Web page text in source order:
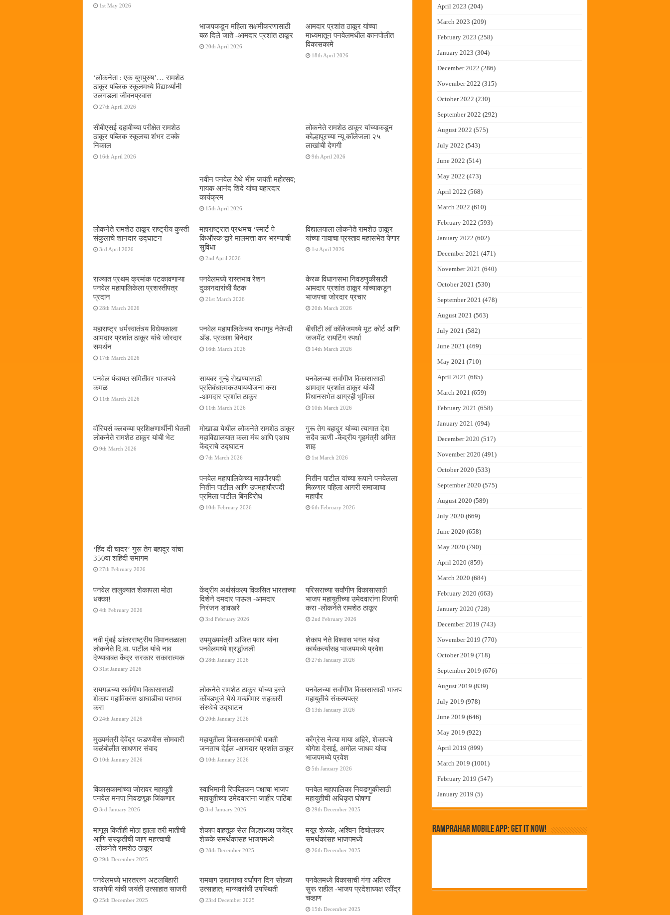
1st May 2026
‌‘लोकनेता : एक युगपुरुष‌’… रामशेठ
ठाकूर पब्लिक स्कूलमध्ये विद्यार्थ्यांनी
उलगडला जीवनप्रवास
27th April 2026
भाजपकडून महिला सक्षमीकरणासाठी
बळ दिले जाते -आमदार प्रशांत ठाकूर
20th April 2026
आमदार प्रशांत ठाकूर यांच्या
माध्यमातून पनवेलमधील कानपोलीत
विकासकामे
18th April 2026
सीबीएसई दहावीच्या परीक्षेत रामशेठ
ठाकूर पब्लिक स्कूलचा शंभर टक्के
निकाल
16th April 2026
नवीन पनवेल येथे भीम जयंती महोत्सव;
गायक आनंद शिंदे यांचा बहारदार
कार्यक्रम
15th April 2026
लोकनेते रामशेठ ठाकूर यांच्याकडून
कोल्हापूरच्या न्यू कॉलेजला २५
लाखांची देणगी
9th April 2026
लोकनेते रामशेठ ठाकूर राष्ट्रीय कुस्ती
संकुलाचे शानदार उद्घाटन
3rd April 2026
महाराष्ट्रात प्रथमच ‌‘स्मार्ट पे
किऑस्क‌’द्वारे मालमत्ता कर भरण्याची
सुविधा
2nd April 2026
विद्यालयाला लोकनेते रामशेठ ठाकूर
यांच्या नावाचा प्रस्ताव महासभेत येणार
1st April 2026
राज्यात प्रथम क्रमांक पटकावणाऱ्या
पनवेल महापालिकेला प्रशस्तीपत्र
प्रदान
28th March 2026
पनवेलमध्ये रास्तभाव रेशन
दुकानदारांची बैठक
21st March 2026
केरळ विधानसभा निवडणुकीसाठी
आमदार प्रशांत ठाकूर यांच्याकडून
भाजपचा जोरदार प्रचार
20th March 2026
महाराष्ट्र धर्मस्वातंत्र्य विधेयकाला
आमदार प्रशांत ठाकूर यांचे जोरदार
समर्थन
17th March 2026
पनवेल महापालिकेच्या सभागृह नेतेपदी
अ‍ॅड. प्रकाश बिनेदार
16th March 2026
बीसीटी लॉ कॉलेजमध्ये मूट कोर्ट आणि
जजमेंट रायटिंग स्पर्धा
14th March 2026
पनवेल पंचायत समितीवर भाजपचे
कमळ
11th March 2026
सायबर गुन्हे रोखण्यासाठी
प्रतिबंधात्मकउपाययोजना करा
-आमदार प्रशांत ठाकूर
11th March 2026
पनवेलच्या सर्वांगीण विकासासाठी
आमदार प्रशांत ठाकूर यांची
विधानसभेत आग्रही भूमिका
10th March 2026
वॉरियर्स क्लबच्या प्रशिक्षणार्थींनी घेतली
लोकनेते रामशेठ ठाकूर यांची भेट
9th March 2026
मोखाडा येथील लोकनेते रामशेठ ठाकूर
महाविद्यालयात कला मंच आणि एआय
केंद्राचे उद्घाटन
7th March 2026
गुरू तेग बहादुर यांच्या त्यागात देश
सदैव ऋणी -केंद्रीय गृहमंत्री अमित
शाह
1st March 2026
‘हिंद दी चादर’ गुरू तेग बहादूर यांचा
350वा शहिदी समागम
27th February 2026
पनवेल महापालिकेच्या महापौरपदी
नितीन पाटील आणि उपमहापौरपदी
प्रमिला पाटील बिनविरोध
10th February 2026
नितीन पाटील यांच्या रूपाने पनवेलला
मिळणार पहिला आगरी समाजाचा
महापौर
6th February 2026
पनवेल तालुक्यात शेकापला मोठा
धक्का!
4th February 2026
केंद्रीय अर्थसंकल्प विकसित भारताच्या
दिशेने दमदार पाऊल -आमदार
निरंजन डावखरे
3rd February 2026
परिसराच्या सर्वांगीण विकासासाठी
भाजप महायुतीच्या उमेदवारांना विजयी
करा -लोकनेते रामशेठ ठाकूर
2nd February 2026
नवी मुंबई आंतरराष्ट्रीय विमानतळाला
लोकनेते दि.बा. पाटील यांचे नाव
देण्याबाबत केंद्र सरकार सकारात्मक
31st January 2026
उपमुख्यमंत्री अजित पवार यांना
पनवेलमध्ये श्रद्धांजली
28th January 2026
शेकाप नेते विश्वास भगत यांचा
कार्यकर्त्यांसह भाजपमध्ये प्रवेश
27th January 2026
रायगडच्या सर्वांगीण विकासासाठी
शेकाप महाविकास आघाडीचा पराभव
करा
24th January 2026
लोकनेते रामशेठ ठाकूर यांच्या हस्ते
कोंबडभुजे येथे मच्छीमार सहकारी
संस्थेचे उद्घाटन
20th January 2026
पनवेलच्या सर्वांगीण विकासासाठी भाजप
महायुतीचे संकल्पपत्र
13th January 2026
मुख्यमंत्री देवेंद्र फडणवीस सोमवारी
कळंबोलीत साधणार संवाद
10th January 2026
महायुतीला विकासकामांची पावती
जनताच देईल -आमदार प्रशांत ठाकूर
10th January 2026
काँग्रेस नेत्या माया अहिरे, शेकापचे
योगेश देसाई, अमोल जाधव यांचा
भाजपमध्ये प्रवेश
5th January 2026
विकासकामांच्या जोरावर महायुती
पनवेल मनपा निवडणूक जिंकणार
3rd January 2026
स्वाभिमानी रिपब्लिकन पक्षाचा भाजप
महायुतीच्या उमेदवारांना जाहीर पाठिंबा
3rd January 2026
पनवेल महापालिका निवडणुकीसाठी
महायुतीची अधिकृत घोषणा
29th December 2025
माणूस कितीही मोठा झाला तरी मातीची
आणि संस्कृतीची जाण महत्त्वाची
-लोकनेते रामशेठ ठाकूर
29th December 2025
शेकाप वाहतूक सेल जिल्हाध्यक्ष जयेंद्र
शेळके समर्थकांसह भाजपमध्ये
28th December 2025
मयूर शेळके, अश्विन डिचोलकर
समर्थकांसह भाजपमध्ये
26th December 2025
पनवेलमध्ये भारतरत्न अटलबिहारी
वाजपेयी यांची जयंती उत्साहात साजरी
25th December 2025
रामबाग उद्यानाचा वर्धापन दिन सोहळा
उत्साहात; मान्यवरांची उपस्थिती
23rd December 2025
पनवेलमध्ये विकासाची गंगा अविरत
सुरू राहील -भाजप प्रदेशाध्यक्ष रवींद्र
चव्हाण
15th December 2025
April 2023 (204)
March 2023 (209)
February 2023 (258)
January 2023 (304)
December 2022 (286)
November 2022 (315)
October 2022 (230)
September 2022 (292)
August 2022 (575)
July 2022 (543)
June 2022 (514)
May 2022 (473)
April 2022 (568)
March 2022 (610)
February 2022 (593)
January 2022 (602)
December 2021 (471)
November 2021 (640)
October 2021 (530)
September 2021 (478)
August 2021 (563)
July 2021 (582)
June 2021 (469)
May 2021 (710)
April 2021 (685)
March 2021 (659)
February 2021 (658)
January 2021 (694)
December 2020 (517)
November 2020 (491)
October 2020 (533)
September 2020 (575)
August 2020 (589)
July 2020 (669)
June 2020 (658)
May 2020 (790)
April 2020 (859)
March 2020 (684)
February 2020 (663)
January 2020 (728)
December 2019 (743)
November 2019 (770)
October 2019 (718)
September 2019 (676)
August 2019 (839)
July 2019 (978)
June 2019 (646)
May 2019 (922)
April 2019 (899)
March 2019 (1001)
February 2019 (547)
January 2019 (5)
RamPrahar Mobile App: Get it Now!